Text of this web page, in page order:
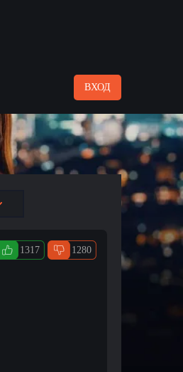
ВХОД
1317 1280